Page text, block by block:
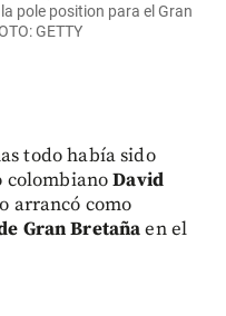
pole position para el Gran
GETTY
todo había sido
colombianoDavid
arrancó como
Gran Bretañaen el